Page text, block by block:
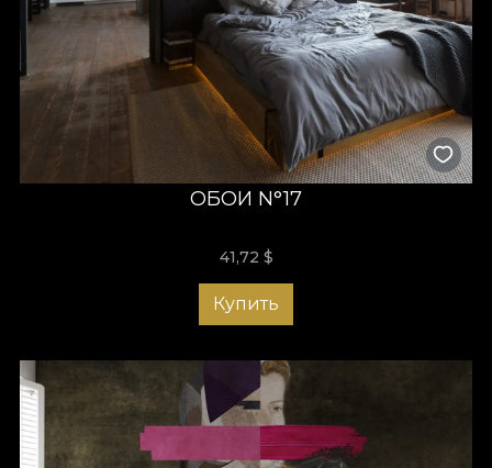
ОБОИ N°17
41,72 $
Купить